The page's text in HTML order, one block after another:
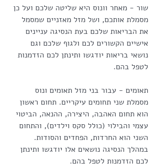
שור - מאחר וונוס היא שליטה שלכם ועל כן
מסמלת אותכם, ושל מזל מאזניים שמסמל
את הבריאות שלכם בעת הנסיגה עניינים
אישיים הקשורים לכם ולגוף שלכם וגם
נושאי בריאות יודגשו ותינתן לכם הזדמנות
לטפל בהם.
תאומים - עבור בני מזל תאומים ונוס
מסמלת שני תחומים עיקריים. תחום ראשון
הוא תחום האהבה, היצירה, ההנאה, הביטוי
עצמי והבילוי (כולל סקס וילדים), והתחום
השני הוא החרדות, הפחדים והסודות.
במהלך הנסיגה נושאים אלו יודגשו ותינתן
לכם הזדמנות לטפל בהם.